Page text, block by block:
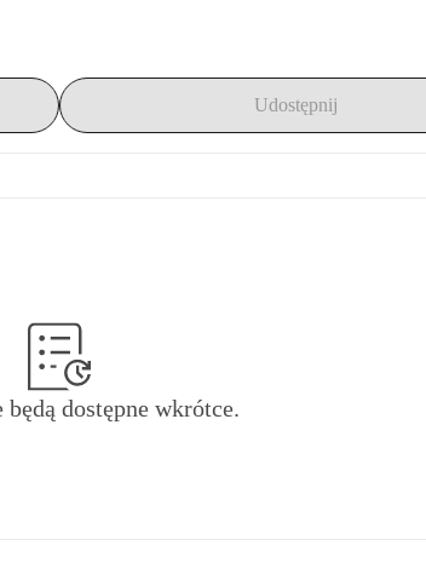
Dzięki tej podróży chcę zwrócić uwagę na
jesteśmy zdolni osiągnąć wszystko, co sobie
podkreślić ich odporność i działać na rzecz większej
Twoje sponsorowanie pomoże pokryć koszty
Udostępnij
dostępne wkrótce.